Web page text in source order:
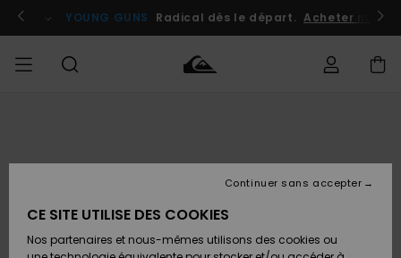
l'information
le
Se connecter / s'inscrire
YOUNG GUNS Radical dès le départ. Acheter
Chaussures
Chaussures
FEMME
A
Surf
Shop
Enfant
Snow
Shop
Enfant
Enfant
Retours
CE SITE UTILISE DES COOKIES
Nos partenaires et nous-mêmes utilisons des cookies ou
Continuer sans accepter